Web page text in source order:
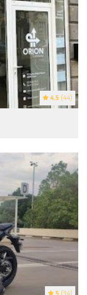
4.5 (44)
5 (34)